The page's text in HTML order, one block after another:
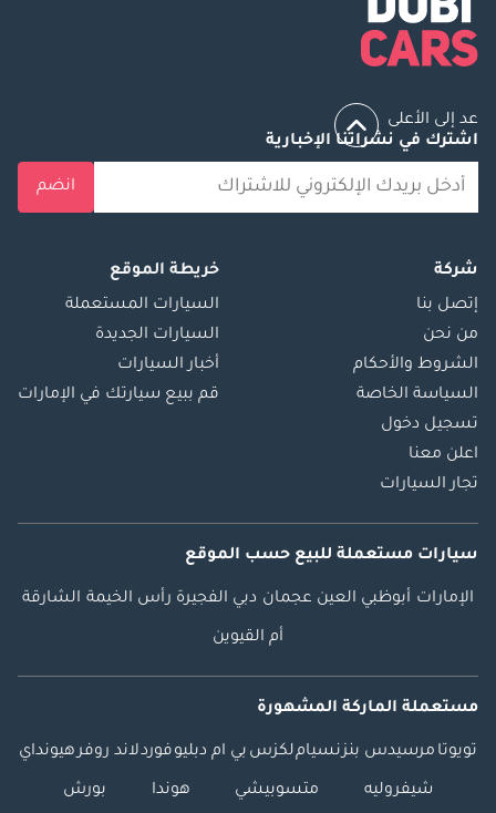
عد إلى الأعلى
اشترك في نشراتنا الإخبارية
انضم
شركة
إتصل بنا
من نحن
الشروط والأحكام
السياسة الخاصة
تسجيل دخول
اعلن معنا
تجار السيارات
خريطة الموقع
السيارات المستعملة
السيارات الجديدة
أخبار السيارات
قم ببيع سيارتك في الإمارات
سيارات مستعملة للبيع حسب الموقع
الإمارات أبوظبي العين عجمان دبي الفجيرة رأس الخيمة الشارقة
أم القيوين
مستعملة الماركة المشهورة
تويوتا مرسيدس بنزنسياملكزس بي ام دبليوفوردلاند روفرهيونداي
شيفروليه متسوبيشي هوندا بورش